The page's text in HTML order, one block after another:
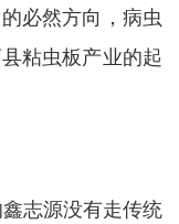
必然方向，病虫
粘虫板产业的起
志源没有走传统